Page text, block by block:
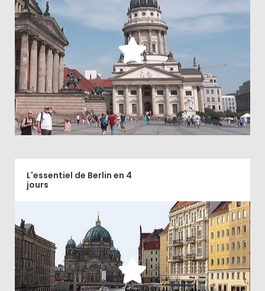
Entres incontournables et sites plus insolites, vous
aurez un condensé de Berlin en 3 jours complets ...
Découvrir
L'essentiel de Berlin en 4
jours
Comment découvrir l'essentiel de Berlin et ses
diverses facettes en 10 étapes pendant 4 jours?